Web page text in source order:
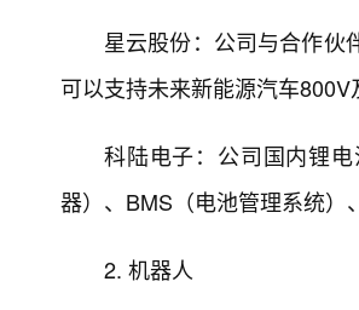
星云股份：公司与合作伙
可以支持未来新能源汽车
科陆电子：公司国内锂
器）、BMS（电池管理系统
2. 机器人